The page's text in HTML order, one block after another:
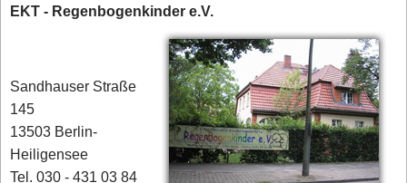
EKT - Regenbogenkinder e.V.
Sandhauser Straße
145
13503 Berlin-
Heiligensee
Tel. 030 - 431 03 84‎